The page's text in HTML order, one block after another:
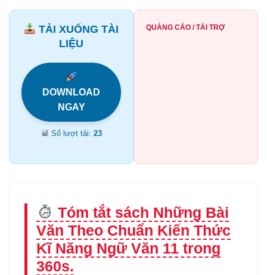
TẢI XUỐNG TÀI
LIỆU
DOWNLOAD
NGAY
Số lượt tải:23
QUẢNG CÁO / TÀI TRỢ
Tóm tắt sách Những Bài
Văn Theo Chuẩn Kiến Thức
Kĩ Năng Ngữ Văn 11 trong
360s.